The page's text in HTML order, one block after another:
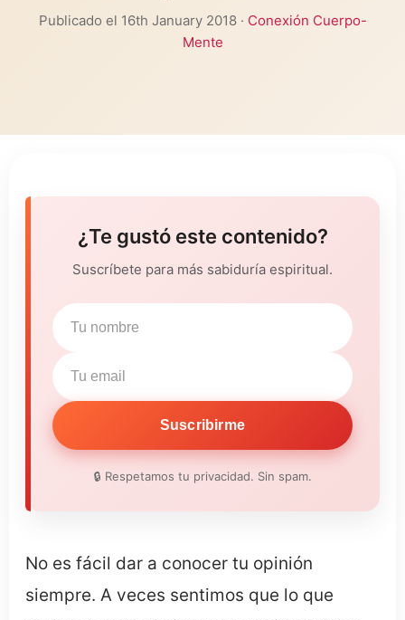
Publicado el 16th January 2018 · Conexión Cuerpo-
Mente
¿Te gustó este contenido?
Suscríbete para más sabiduría espiritual.
Suscribirme
🔒 Respetamos tu privacidad. Sin spam.
No es fácil dar a conocer tu opinión
siempre. A veces sentimos que lo que